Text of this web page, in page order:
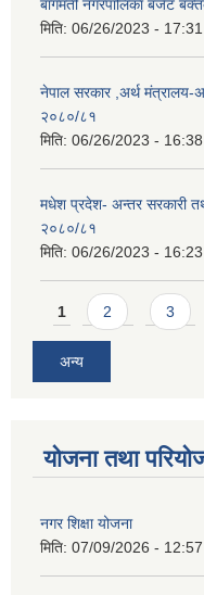
बागमती नगरपालिका बजेट
मिति: 06/26/2023 - 17:31
नेपाल सरकार ,अर्थ मंत्रालय-
२०८०/८१
मिति: 06/26/2023 - 16:38
मधेश प्रदेश- अन्तर सरकारी
२०८०/८१
मिति: 06/26/2023 - 16:23
Pages
1 2 3
अन्य
योजना तथा
नगर शिक्षा योजना
मिति: 07/09/2026 - 12:57